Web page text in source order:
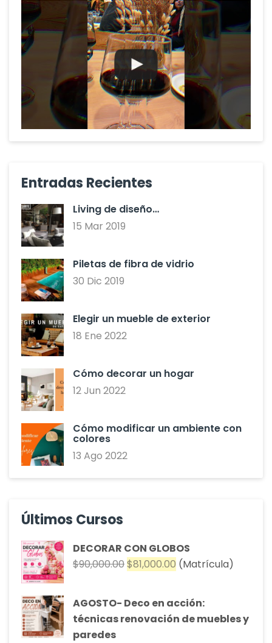
Entradas Recientes
Living de diseño…
15 Mar 2019
Piletas de fibra de vidrio
30 Dic 2019
Elegir un mueble de exterior
18 Ene 2022
Cómo decorar un hogar
12 Jun 2022
Cómo modificar un ambiente con
colores
13 Ago 2022
Últimos Cursos
DECORAR CON GLOBOS
$90,000.00El
era:
$90,000.00.
$81,000.00 El
actual
es:
$81,000.00.
(Matrícula)
AGOSTO- Deco en acción:
técnicas renovación de muebles y
paredes